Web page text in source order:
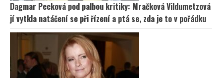
Dagmar Pecková pod palbou kritiky: Mračková Vildumetzová
jí vytkla natáčení se při řízení a ptá se, zda je to v pořádku